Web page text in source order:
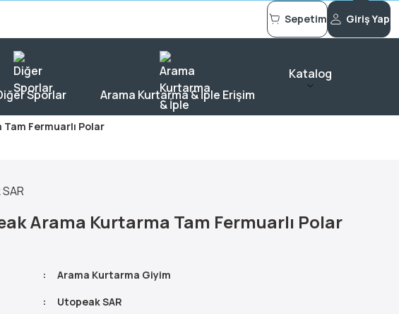
Sepetim Giriş Yap
Sporlar Arama Kurtarma & İple Erişim
Katalog
Fermuarlı Polar
Arama Kurtarma Tam Fermuarlı Polar
Arama Kurtarma Giyim
Utopeak SAR